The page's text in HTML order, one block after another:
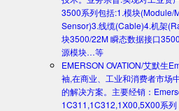
3500系列包括:1.模块(Module/
Sensor)3.线缆(Cable)4.机架
块3500/22M 瞬态数据接口
源模块…等
EMERSON OVATION/艾默生
袖,在商业、工业和消费者市场
的解决方案。主要经销：
1C311,1C312,1X00,5X00系